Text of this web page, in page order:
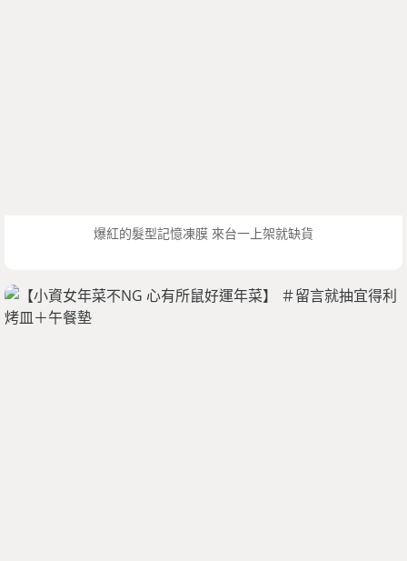
爆紅的髮型記憶凍膜 來台一上架就缺貨